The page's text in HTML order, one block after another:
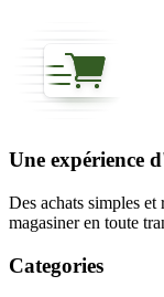
Une expérience
Des achats simples
magasiner en toute
Categories